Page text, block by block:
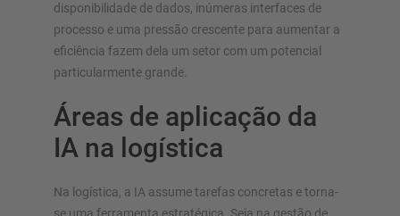
disponibilidade de dados, inúmeras interfaces de
processo e uma pressão crescente para aumentar a
eficiência fazem dela um setor com um potencial
particularmente grande.
Áreas de aplicação da
IA na logística
Na logística, a IA assume tarefas concretas e torna-